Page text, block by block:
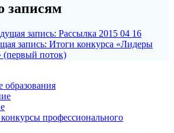
записям
запись: Рассылка 2015 04 16
запись: Итоги конкурса «Лидеры
(первый поток)
профессионального